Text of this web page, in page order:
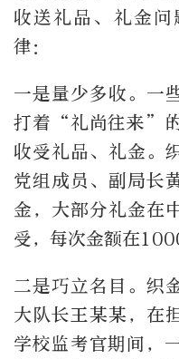
收送礼品、礼金
律：
一是量少多收。一
打着“礼尚往来”
收受礼品、礼金。
党组成员、副局长
金，大部分礼金在
受，每次金额在
二是巧立名目。织
大队长王某某，在
学校监考官期间，